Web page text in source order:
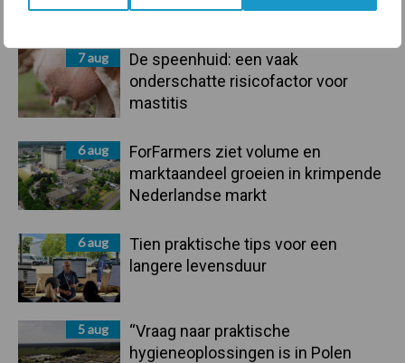
handel in de greep
7 aug
De speenhuid: een vaak
onderschatte risicofactor voor
mastitis
6 aug
ForFarmers ziet volume en
marktaandeel groeien in krimpende
Nederlandse markt
6 aug
Tien praktische tips voor een
langere levensduur
5 aug
“Vraag naar praktische
hygieneoplossingen is in Polen